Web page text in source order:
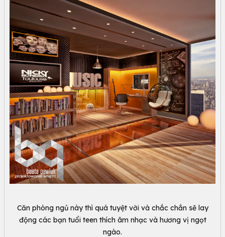
Căn phòng ngủ này thì quá tuyệt vời và chắc chắn sẽ lay
động các bạn tuổi teen thích âm nhạc và hương vị ngọt
ngào.